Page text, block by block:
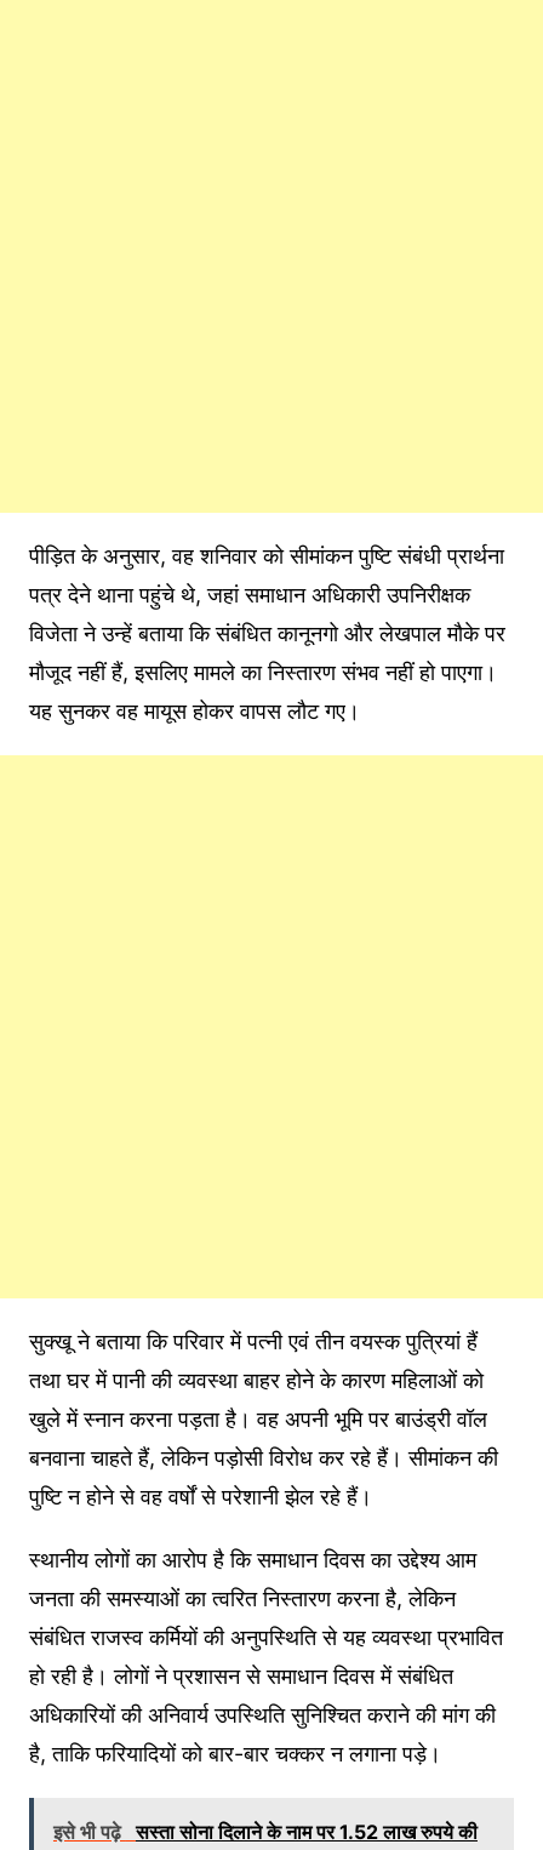
पीड़ित के अनुसार, वह शनिवार को सीमांकन पुष्टि संबंधी प्रार्थना
पत्र देने थाना पहुंचे थे, जहां समाधान अधिकारी उपनिरीक्षक
विजेता ने उन्हें बताया कि संबंधित कानूनगो और लेखपाल मौके पर
मौजूद नहीं हैं, इसलिए मामले का निस्तारण संभव नहीं हो पाएगा।
यह सुनकर वह मायूस होकर वापस लौट गए।
सुक्खू ने बताया कि परिवार में पत्नी एवं तीन वयस्क पुत्रियां हैं
तथा घर में पानी की व्यवस्था बाहर होने के कारण महिलाओं को
खुले में स्नान करना पड़ता है। वह अपनी भूमि पर बाउंड्री वॉल
बनवाना चाहते हैं, लेकिन पड़ोसी विरोध कर रहे हैं। सीमांकन की
पुष्टि न होने से वह वर्षों से परेशानी झेल रहे हैं।
स्थानीय लोगों का आरोप है कि समाधान दिवस का उद्देश्य आम
जनता की समस्याओं का त्वरित निस्तारण करना है, लेकिन
संबंधित राजस्व कर्मियों की अनुपस्थिति से यह व्यवस्था प्रभावित
हो रही है। लोगों ने प्रशासन से समाधान दिवस में संबंधित
अधिकारियों की अनिवार्य उपस्थिति सुनिश्चित कराने की मांग की
है, ताकि फरियादियों को बार-बार चक्कर न लगाना पड़े।
इसे भी पढ़े सस्ता सोना दिलाने के नाम पर 1.52 लाख रुपये की